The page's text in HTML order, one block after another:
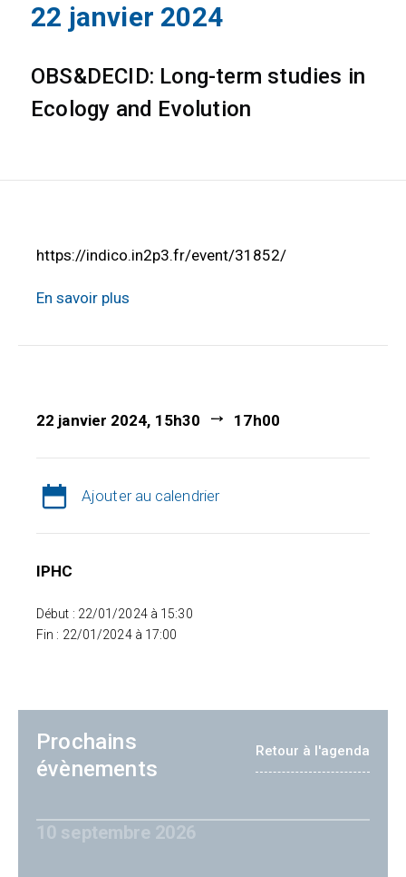
22 janvier 2024
OBS&DECID: Long-term studies in
Ecology and Evolution
https://indico.in2p3.fr/event/31852/
En savoir plus
22 janvier 2024, 15h30 17h00
Ajouter au calendrier
IPHC
Début : 22/01/2024 à 15:30
Fin : 22/01/2024 à 17:00
Prochains
évènements
Retour à l'agenda
10 septembre 2026